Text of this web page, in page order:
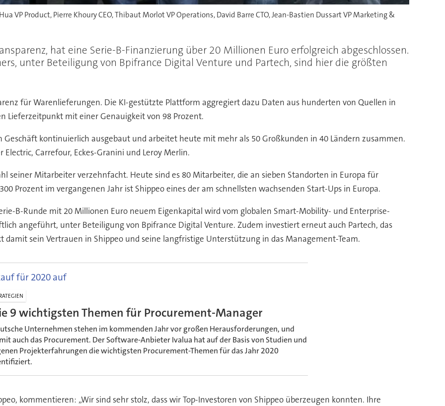
VP Product, Pierre Khoury CEO, Thibaut Morlot VP Operations, David Barre CTO, Jean-Bastien Dussart VP Marketing &
hat eine Serie-B-Finanzierung über 20 Millionen Euro erfolgreich abgeschlossen.
unter Beteiligung von Bpifrance Digital Venture und Partech, sind hier die größten
für Warenlieferungen. Die KI-gestützte Plattform aggregiert dazu Daten aus hunderten von Quellen in
Lieferzeitpunkt mit einer Genauigkeit von 98 Prozent.
Geschäft kontinuierlich ausgebaut und arbeitet heute mit mehr als 50 Großkunden in 40 Ländern zusammen.
Carrefour, Eckes-Granini und Leroy Merlin.
seiner Mitarbeiter verzehnfacht. Heute sind es 80 Mitarbeiter, die an sieben Standorten in Europa für
Prozent im vergangenen Jahr ist Shippeo eines der am schnellsten wachsenden Start-Ups in Europa.
B-Runde mit 20 Millionen Euro neuem Eigenkapital wird vom globalen Smart-Mobility- und Enterprise-
angeführt, unter Beteiligung von Bpifrance Digital Venture. Zudem investiert erneut auch Partech, das
damit sein Vertrauen in Shippeo und seine langfristige Unterstützung in das Management-Team.
für 2020 auf
9 wichtigsten Themen für Procurement-Manager
Unternehmen stehen im kommenden Jahr vor großen Herausforderungen, und
auch das Procurement. Der Software-Anbieter Ivalua hat auf der Basis von Studien und
Projekterfahrungen die wichtigsten Procurement-Themen für das Jahr 2020
kommentieren: „Wir sind sehr stolz, dass wir Top-Investoren von Shippeo überzeugen konnten. Ihre